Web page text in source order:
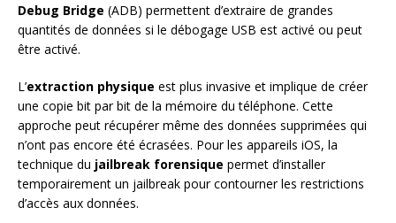
Debug Bridge (ADB) permettent d’extraire de grandes
quantités de données si le débogage USB est activé ou peut
être activé.
L’extraction physique est plus invasive et implique de créer
une copie bit par bit de la mémoire du téléphone. Cette
approche peut récupérer même des données supprimées qui
n’ont pas encore été écrasées. Pour les appareils iOS, la
technique du jailbreak forensique permet d’installer
temporairement un jailbreak pour contourner les restrictions
d’accès aux données.